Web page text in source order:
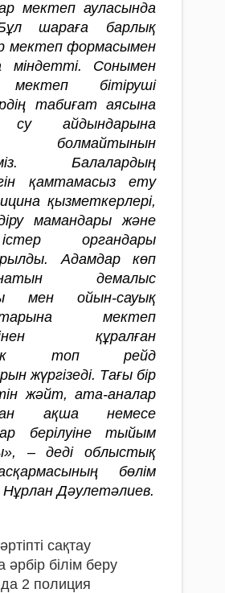
мектеп ауласында
шараға барлық
мектеп формасымен
міндетті. Сонымен
бітіруші
табиғат аясына
су айдындарына
болмайтынын
Балалардың
қамтамасыз ету
қызметкерлері,
мамандары және
органдары
Адамдар көп
демалыс
мен ойын-сауық
мектеп
құралған
топ рейд
жүргізеді. Тағы бір
жәйт, ата-аналар
ақша немесе
берілуіне тыйым
– деді облыстық
бөлім
Дәулетәлиев.
сақтау
білім беру
2 полиция